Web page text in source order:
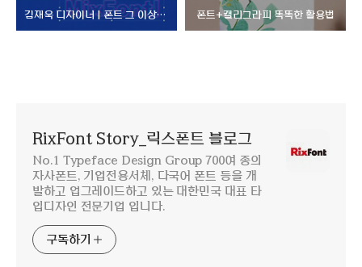
김재욱 디자이너 | 폰트 그 이상의 무엇을 꿈꾸다 폰트+캘리그라피 똑똑한 활용법
RixFont Story_릭스폰트 블로그
No.1 Typeface Design Group 700여 종의
자사폰트, 기업전용서체, 다국어 폰트 등을 개
발하고 업그레이드하고 있는 대한민국 대표 타
입디자인 전문기업 입니다.
구독하기